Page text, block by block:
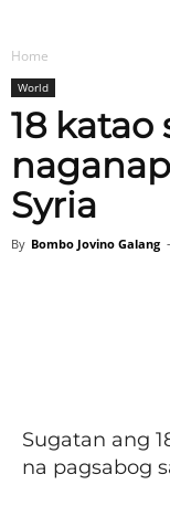
Home
World
18 katao
Syria
By Bombo Jovino Galang -
Sugatan ang
na pagsabog